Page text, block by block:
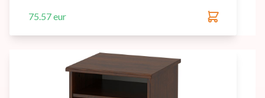
75.57 eur